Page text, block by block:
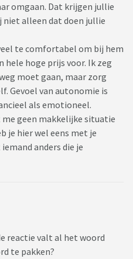
omgaan. Dat krijgen jullie
niet alleen dat doen jullie
te comfortabel om bij hem
hele hoge prijs voor. Ik zeg
moet gaan, maar zorg
Gevoel van autonomie is
als emotioneel.
geen makkelijke situatie
je hier wel eens met je
anders die je
reactie valt al het woord
te pakken?